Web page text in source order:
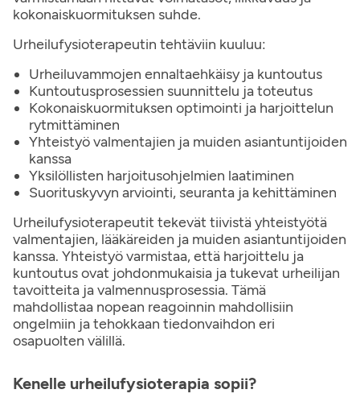
kokonaiskuormituksen suhde.
Urheilufysioterapeutin tehtäviin kuuluu:
Urheiluvammojen ennaltaehkäisy ja kuntoutus
Kuntoutusprosessien suunnittelu ja toteutus
Kokonaiskuormituksen optimointi ja harjoittelun
rytmittäminen
Yhteistyö valmentajien ja muiden asiantuntijoiden
kanssa
Yksilöllisten harjoitusohjelmien laatiminen
Suorituskyvyn arviointi, seuranta ja kehittäminen
Urheilufysioterapeutit tekevät tiivistä yhteistyötä
valmentajien, lääkäreiden ja muiden asiantuntijoiden
kanssa. Yhteistyö varmistaa, että harjoittelu ja
kuntoutus ovat johdonmukaisia ja tukevat urheilijan
tavoitteita ja valmennusprosessia. Tämä
mahdollistaa nopean reagoinnin mahdollisiin
ongelmiin ja tehokkaan tiedonvaihdon eri
osapuolten välillä.
Kenelle urheilufysioterapia sopii?